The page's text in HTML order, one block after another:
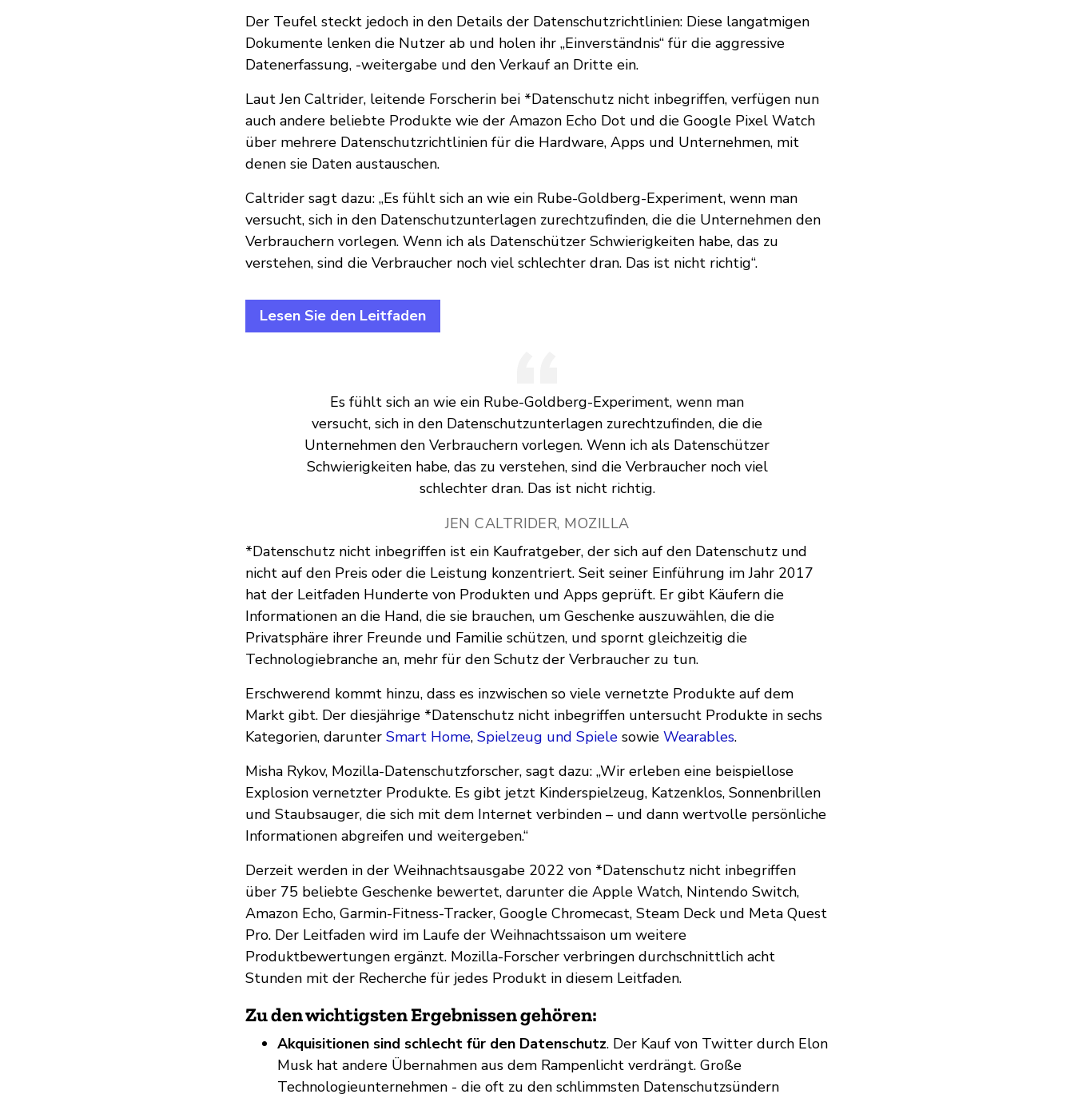
Der Teufel steckt jedoch in den Details der Datenschutzrichtlinien: Diese langatmigen
Dokumente lenken die Nutzer ab und holen ihr „Einverständnis“ für die aggressive
Datenerfassung, -weitergabe und den Verkauf an Dritte ein.
Laut Jen Caltrider, leitende Forscherin bei *Datenschutz nicht inbegriffen, verfügen nun
auch andere beliebte Produkte wie der Amazon Echo Dot und die Google Pixel Watch
über mehrere Datenschutzrichtlinien für die Hardware, Apps und Unternehmen, mit
denen sie Daten austauschen.
Caltrider sagt dazu: „Es fühlt sich an wie ein Rube-Goldberg-Experiment, wenn man
versucht, sich in den Datenschutzunterlagen zurechtzufinden, die die Unternehmen den
Verbrauchern vorlegen. Wenn ich als Datenschützer Schwierigkeiten habe, das zu
verstehen, sind die Verbraucher noch viel schlechter dran. Das ist nicht richtig“.
Lesen Sie den Leitfaden
Es fühlt sich an wie ein Rube-Goldberg-Experiment, wenn man
versucht, sich in den Datenschutzunterlagen zurechtzufinden, die die
Unternehmen den Verbrauchern vorlegen. Wenn ich als Datenschützer
Schwierigkeiten habe, das zu verstehen, sind die Verbraucher noch viel
schlechter dran. Das ist nicht richtig.
JEN CALTRIDER, MOZILLA
*Datenschutz nicht inbegriffen ist ein Kaufratgeber, der sich auf den Datenschutz und
nicht auf den Preis oder die Leistung konzentriert. Seit seiner Einführung im Jahr 2017
hat der Leitfaden Hunderte von Produkten und Apps geprüft. Er gibt Käufern die
Informationen an die Hand, die sie brauchen, um Geschenke auszuwählen, die die
Privatsphäre ihrer Freunde und Familie schützen, und spornt gleichzeitig die
Technologiebranche an, mehr für den Schutz der Verbraucher zu tun.
Erschwerend kommt hinzu, dass es inzwischen so viele vernetzte Produkte auf dem
Markt gibt. Der diesjährige *Datenschutz nicht inbegriffen untersucht Produkte in sechs
Kategorien, darunter Smart Home, Spielzeug und Spiele sowie Wearables.
Misha Rykov, Mozilla-Datenschutzforscher, sagt dazu: „Wir erleben eine beispiellose
Explosion vernetzter Produkte. Es gibt jetzt Kinderspielzeug, Katzenklos, Sonnenbrillen
und Staubsauger, die sich mit dem Internet verbinden – und dann wertvolle persönliche
Informationen abgreifen und weitergeben.“
Derzeit werden in der Weihnachtsausgabe 2022 von *Datenschutz nicht inbegriffen
über 75 beliebte Geschenke bewertet, darunter die Apple Watch, Nintendo Switch,
Amazon Echo, Garmin-Fitness-Tracker, Google Chromecast, Steam Deck und Meta Quest
Pro. Der Leitfaden wird im Laufe der Weihnachtssaison um weitere
Produktbewertungen ergänzt. Mozilla-Forscher verbringen durchschnittlich acht
Stunden mit der Recherche für jedes Produkt in diesem Leitfaden.
Zu den wichtigsten Ergebnissen gehören:
Akquisitionen sind schlecht für den Datenschutz. Der Kauf von Twitter durch Elon
Musk hat andere Übernahmen aus dem Rampenlicht verdrängt. Große
Technologieunternehmen - die oft zu den schlimmsten Datenschutzsündern